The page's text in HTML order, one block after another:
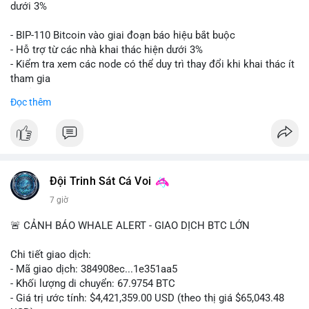
giá. Cần theo dõi sát sao bước tiếp theo của dòng tiền này.
Lời khuyên: Nhà đầu tư nhỏ lẻ nên thận trọng quan sát biến
động thanh khoản trong 24-48 giờ tới. Tránh hành động theo
cảm xúc, hãy chờ xác nhận điểm đến của số BTC này trước khi
điều chỉnh vị thế.
#556btc #36trusd
dưới 3%
- BIP-110 Bitcoin vào giai đoạn báo hiệu bắt buộc
- Hỗ trợ từ các nhà khai thác hiện dưới 3%
- Kiểm tra xem các node có thể duy trì thay đổi khi khai thác ít
tham gia
📰 Nguồn: Cointelegraph
Đọc thêm
Đội Trinh Sát Cá Voi
7 giờ
🚨 CẢNH BÁO WHALE ALERT - GIAO DỊCH BTC LỚN
Chi tiết giao dịch:
- Mã giao dịch: 384908ec...1e351aa5
- Khối lượng di chuyển: 67.9754 BTC
- Giá trị ước tính: $4,421,359.00 USD (theo thị giá $65,043.48